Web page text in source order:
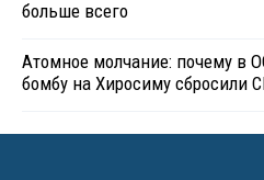
больше всего
Атомное молчание: почему в
бомбу на Хиросиму сбросили